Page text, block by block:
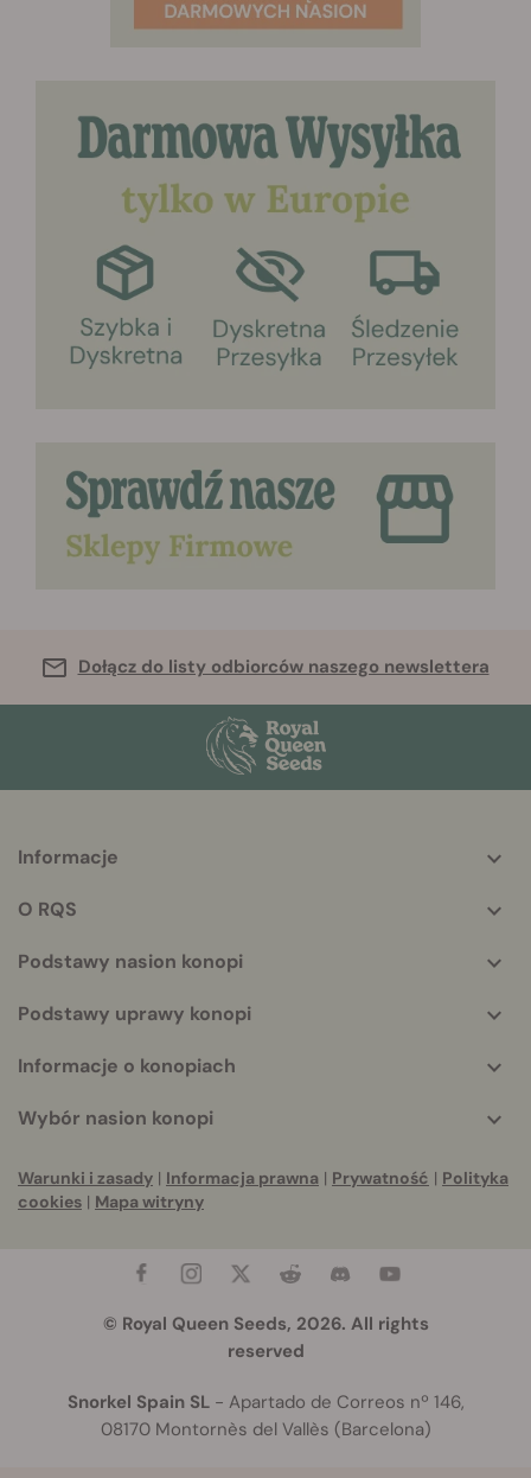
Dołącz do listy odbiorców naszego newslettera
info
Informacje
O RQS
Podstawy nasion konopi
Podstawy uprawy konopi
Informacje o konopiach
Wybór nasion konopi
Warunki i zasady | Informacja prawna | Prywatność | Polityka
cookies | Mapa witryny
© Royal Queen Seeds, 2026. All rights
reserved
Snorkel Spain SL- Apartado de Correos nº 146,
08170 Montornès del Vallès (Barcelona)